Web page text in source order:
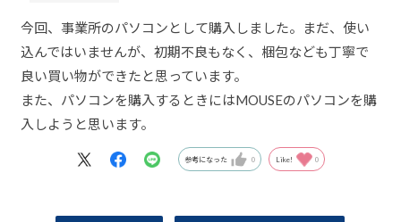
今回、事業所のパソコンとして購入しました。まだ、使い
込んではいませんが、初期不良もなく、梱包なども丁寧で
良い買い物ができたと思っています。
また、パソコンを購入するときにはMOUSEのパソコンを購
入しようと思います。
参考になった 0 Like! 0